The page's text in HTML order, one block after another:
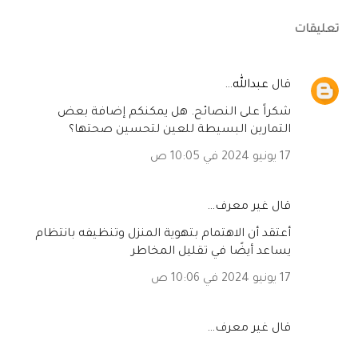
تعليقات
‏قال عبدالله…
شكراً على النصائح. هل يمكنكم إضافة بعض
التمارين البسيطة للعين لتحسين صحتها؟
17 يونيو 2024 في 10:05 ص
‏قال غير معرف…
أعتقد أن الاهتمام بتهوية المنزل وتنظيفه بانتظام
يساعد أيضًا في تقليل المخاطر
17 يونيو 2024 في 10:06 ص
‏قال غير معرف…